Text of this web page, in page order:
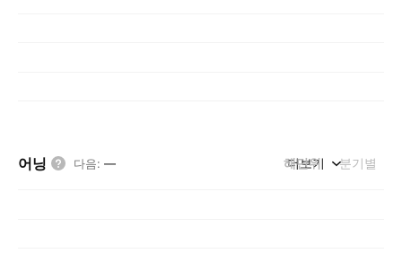
어닝 다음: — 해단위 분기별
더보기